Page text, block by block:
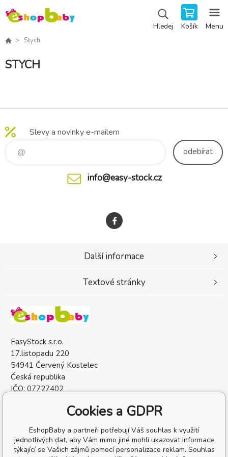
Hledej Košík Menu
Stych
STYCH
Slevy a novinky e-mailem
odebírat
info@easy-stock.cz
EasyStock s.r.o.
17.listopadu 220
54941 Červený Kostelec
Česká republika
IČO: 07727402
Další informace
Textové stránky
Cookies a GDPR
EshopBaby a partneři potřebují Váš souhlas k využití
jednotlivých dat, aby Vám mimo jiné mohli ukazovat informace
týkající se Vašich zájmů pomocí personalizace reklam. Souhlas